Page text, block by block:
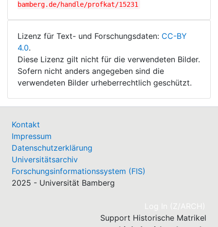
bamberg.de/handle/profkat/15231
Lizenz für Text- und Forschungsdaten: CC-BY
4.0.
Diese Lizenz gilt nicht für die verwendeten Bilder.
Sofern nicht anders angegeben sind die
verwendeten Bilder urheberrechtlich geschützt.
Kontakt
Impressum
Datenschutzerklärung
Universitätsarchiv
Forschungsinformationssystem (FIS)
2025 - Universität Bamberg
Log In (Z/ARCH)
Support Historische Matrikel